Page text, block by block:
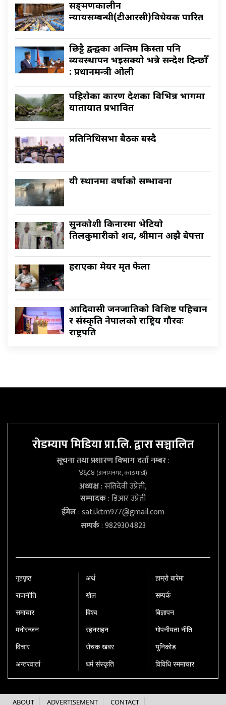
सङ्क्रमणकालीन
न्यायसम्बन्धी(टीआरसी)विधेयक पारित
छिट्टै द्वन्द्वका अन्तिम किस्ता पनि
व्यवस्थापन भइसक्यो भन्ने सन्देश दिन्छौँ
: प्रधानमन्त्री ओली
पहिराेका कारण देशका विभिन्न भागमा
यातायात प्रभावित
प्रतिनिधिसभा बैठक बस्दै
यी स्थानमा वर्षाकाे सम्भावना
सुनकाेशी किनारमा भेटियाे
तिलकुमारीकाे शव, श्रीमान अझै बेपत्ता
हराएका मेयर मृत फेला
आदिवासी जनजातिको विशिष्ट पहिचान
र संस्कृति नेपालको राष्ट्रिय गौरवः
राष्ट्रपति
रोडम्याप मिडिया प्रा.लि. द्वारा सञ्चालित
सूचना तथा प्रशारण विभाग दर्ता नम्बर:
४६८४(अनामनगर, काठमाडौं)
अध्यक्ष: सतिदेवी उप्रेती,
सम्पादक: डिआर उप्रेती
ईमेल:sati.ktm977@gmail.com
सम्पर्क: 9829304823
गृहपृष्‍ठ
राजनीति
समाचार
मनोरन्जन
विचार
अन्तरवार्ता
अर्थ
खेल
विश्व
रहनसहन
रोचक खबर
धर्म संस्कृति
हाम्रो बारेमा
सम्पर्क
बिज्ञापन
गोपनीयता नीति
युनिकोड
विविधि स्ममाचार
ABOUT ADVERTISEMENT CONTACT